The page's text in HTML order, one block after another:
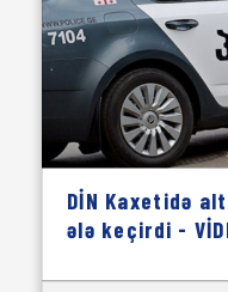
DİN Kaxetidə
ələ keçirdi -